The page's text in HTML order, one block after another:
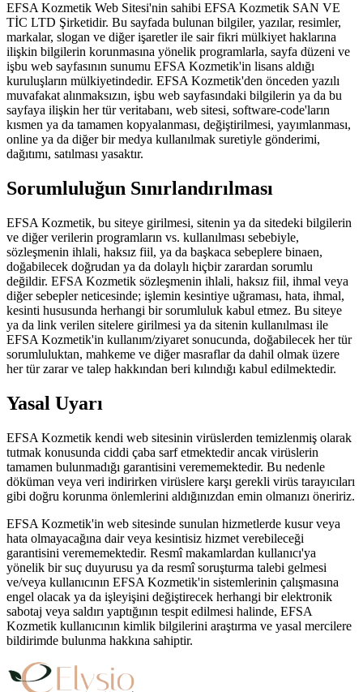
EFSA Kozmetik Web Sitesi'nin sahibi EFSA Kozmetik SAN VE
TİC LTD Şirketidir. Bu sayfada bulunan bilgiler, yazılar, resimler,
markalar, slogan ve diğer işaretler ile sair fikri mülkiyet haklarına
ilişkin bilgilerin korunmasına yönelik programlarla, sayfa düzeni ve
işbu web sayfasının sunumu EFSA Kozmetik'in lisans aldığı
kuruluşların mülkiyetindedir. EFSA Kozmetik'den önceden yazılı
muvafakat alınmaksızın, işbu web sayfasındaki bilgilerin ya da bu
sayfaya ilişkin her tür veritabanı, web sitesi, software-code'ların
kısmen ya da tamamen kopyalanması, değiştirilmesi, yayımlanması,
online ya da diğer bir medya kullanılmak suretiyle gönderimi,
dağıtımı, satılması yasaktır.
Sorumluluğun Sınırlandırılması
EFSA Kozmetik, bu siteye girilmesi, sitenin ya da sitedeki bilgilerin
ve diğer verilerin programların vs. kullanılması sebebiyle,
sözleşmenin ihlali, haksız fiil, ya da başkaca sebeplere binaen,
doğabilecek doğrudan ya da dolaylı hiçbir zarardan sorumlu
değildir. EFSA Kozmetik sözleşmenin ihlali, haksız fiil, ihmal veya
diğer sebepler neticesinde; işlemin kesintiye uğraması, hata, ihmal,
kesinti hususunda herhangi bir sorumluluk kabul etmez. Bu siteye
ya da link verilen sitelere girilmesi ya da sitenin kullanılması ile
EFSA Kozmetik'in kullanım/ziyaret sonucunda, doğabilecek her tür
sorumluluktan, mahkeme ve diğer masraflar da dahil olmak üzere
her tür zarar ve talep hakkından beri kılındığı kabul edilmektedir.
Yasal Uyarı
EFSA Kozmetik kendi web sitesinin virüslerden temizlenmiş olarak
tutmak konusunda ciddi çaba sarf etmektedir ancak virüslerin
tamamen bulunmadığı garantisini verememektedir. Bu nedenle
döküman veya veri indirirken virüslere karşı gerekli virüs tarayıcıları
gibi doğru korunma önlemlerini aldığınızdan emin olmanızı öneririz.
EFSA Kozmetik'in web sitesinde sunulan hizmetlerde kusur veya
hata olmayacağına dair veya kesintisiz hizmet verebileceği
garantisini verememektedir. Resmî makamlardan kullanıcı'ya
yönelik bir suç duyurusu ya da resmî soruşturma talebi gelmesi
ve/veya kullanıcının EFSA Kozmetik'in sistemlerinin çalışmasına
engel olacak ya da işleyişini değiştirecek herhangi bir elektronik
sabotaj veya saldırı yaptığının tespit edilmesi halinde, EFSA
Kozmetik kullanıcının kimlik bilgilerini araştırma ve yasal mercilere
bildirimde bulunma hakkına sahiptir.